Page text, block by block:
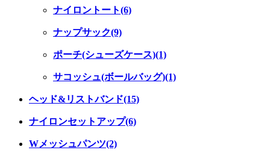
ナイロントート(6)
ナップサック(9)
ポーチ(シューズケース)(1)
サコッシュ(ボールバッグ)(1)
ヘッド&リストバンド(15)
ナイロンセットアップ(6)
Wメッシュパンツ(2)